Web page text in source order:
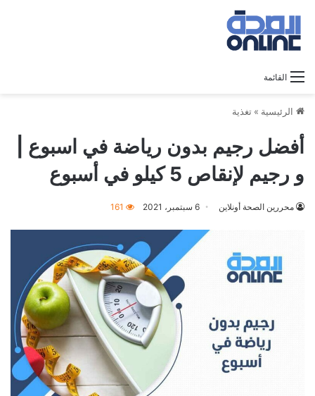
القائمة
الرئيسية » تغذية
أفضل رجيم بدون رياضة في اسبوع |
و رجيم لإنقاص 5 كيلو في أسبوع
محررين الصحة أونلاين 6 سبتمبر، 2021 161